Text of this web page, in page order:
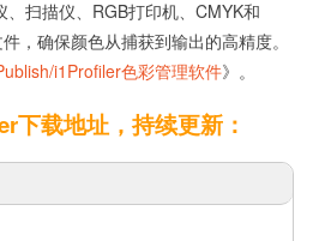
扫描仪、RGB打印机、CMYK和
，确保颜色从捕获到输出的高精度。
i1Profiler色彩管理软件》。
下载地址，持续更新：